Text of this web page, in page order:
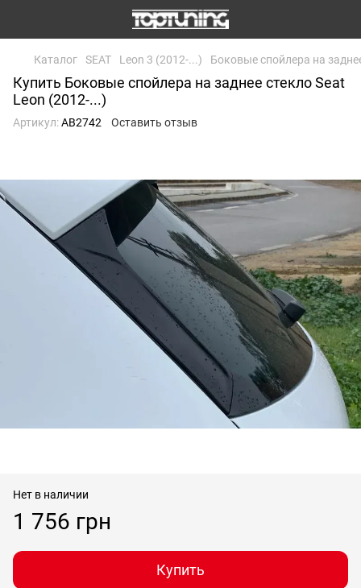
Каталог SEAT Leon 3 (2012-...) Боковые спойлера на
Купить Боковые спойлера на заднее стекло Seat
Leon (2012-...)
Артикул:AB2742 Оставить отзыв
Нет в наличии
1 756 грн
Купить